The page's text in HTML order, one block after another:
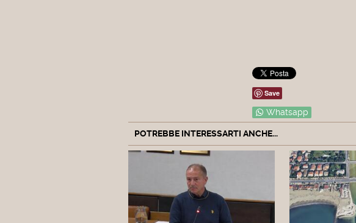
Save
Whatsapp
POTREBBE INTERESSARTI ANCHE...